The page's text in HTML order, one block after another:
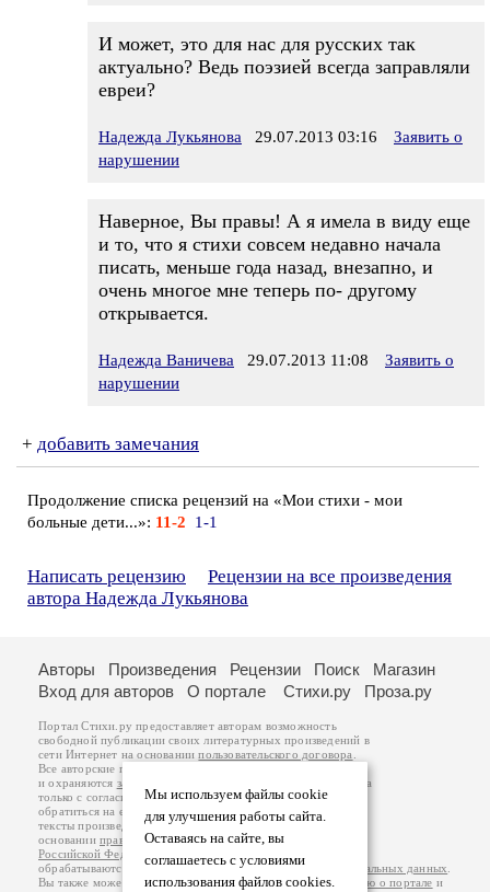
И может, это для нас для русских так
актуально? Ведь поэзией всегда заправляли
евреи?
Надежда Лукьянова 29.07.2013 03:16
Заявить о
нарушении
Наверное, Вы правы! А я имела в виду еще
и то, что я стихи совсем недавно начала
писать, меньше года назад, внезапно, и
очень многое мне теперь по- другому
открывается.
Надежда Ваничева 29.07.2013 11:08
Заявить о
нарушении
+ добавить замечания
Продолжение списка рецензий на «Мои стихи - мои
больные дети...»: 11-2 1-1
Написать рецензию
Рецензии на все произведения
автора Надежда Лукьянова
Мы используем файлы cookie
для улучшения работы сайта.
Оставаясь на сайте, вы
соглашаетесь с условиями
использования файлов cookies.
Авторы Произведения Рецензии Поиск
Магазин
Вход для авторов
О портале Стихи.ру Проза.ру
Портал Стихи.ру предоставляет авторам возможность
свободной публикации своих литературных произведений в
сети Интернет на основаниипользовательского договора
Все авторские права на произведения принадлежат авторам
и охраняются законом
. Перепечатка произведений возможна
только с согласия его автора, к которому вы можете
обратиться на его авторской странице. Ответственность за
тексты произведений авторы несут самостоятельно на
основанииправил публикацииизаконодательства
Российской Федерации
обрабатываются на основанииПолитики обработки персональных данных
Вы также можете посмотреть более подробнуюинформацию о портале и